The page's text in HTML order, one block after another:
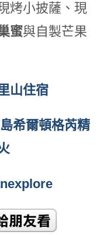
烤小披薩、現
蜜與自製芒果
山住宿
希爾頓格芮精